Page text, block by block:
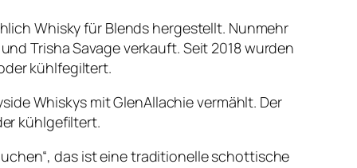
Whisky für Blends hergestellt. Nunmehr
Trisha Savage verkauft. Seit 2018 wurden
kühlfegiltert.
Whiskys mit GlenAllachie vermählt. Der
kühlgefiltert.
das ist eine traditionelle schottische